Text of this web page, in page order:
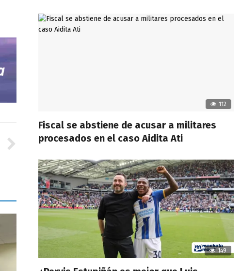
112
Fiscal se abstiene de acusar a militares
procesados en el caso Aidita Ati
149